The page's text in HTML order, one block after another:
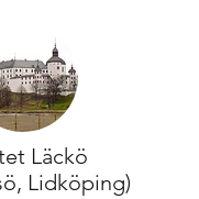
Läckö
Lidköping)